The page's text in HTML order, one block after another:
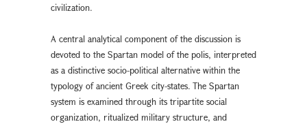
civilization.
A central analytical component of the discussion is
devoted to the Spartan model of the polis, interpreted
as a distinctive socio-political alternative within the
typology of ancient Greek city-states. The Spartan
system is examined through its tripartite social
organization, ritualized military structure, and